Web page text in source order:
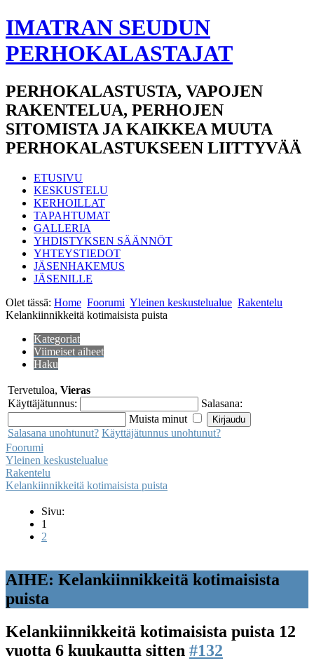
IMATRAN SEUDUN
PERHOKALASTAJAT
PERHOKALASTUSTA, VAPOJEN
RAKENTELUA, PERHOJEN
SITOMISTA JA KAIKKEA MUUTA
PERHOKALASTUKSEEN LIITTYVÄÄ
ETUSIVU
KESKUSTELU
KERHOILLAT
TAPAHTUMAT
GALLERIA
YHDISTYKSEN SÄÄNNÖT
YHTEYSTIEDOT
JÄSENHAKEMUS
JÄSENILLE
Olet tässä: Home Foorumi Yleinen keskustelualue Rakentelu
Kelankiinnikkeitä kotimaisista puista
Kategoriat
Viimeiset aiheet
Haku
Tervetuloa, Vieras
Käyttäjätunnus:
Salasana:
Muista minut
Salasana unohtunut? Käyttäjätunnus unohtunut?
Foorumi
Yleinen keskustelualue
Rakentelu
Kelankiinnikkeitä kotimaisista puista
Sivu:
1
2
AIHE: Kelankiinnikkeitä kotimaisista
puista
Kelankiinnikkeitä kotimaisista puista 12
vuotta 6 kuukautta sitten #132